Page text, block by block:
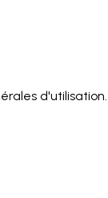
d'utilisation.